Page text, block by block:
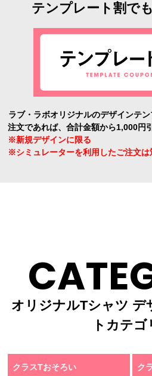
テンプレート割で
ラブ・ラボオリジナルのデザインテ
注文であれば、合計金額から1,000円
※新規デザインに限る
※シミュレーターを利用したご注文は
オリジナルTシャツ デ
トカテゴ
クラスTおそろい ク